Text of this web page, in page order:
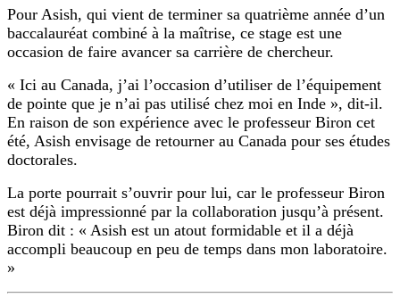
Pour Asish, qui vient de terminer sa quatrième année d’un
baccalauréat combiné à la maîtrise, ce stage est une
occasion de faire avancer sa carrière de chercheur.
« Ici au Canada, j’ai l’occasion d’utiliser de l’équipement
de pointe que je n’ai pas utilisé chez moi en Inde », dit-il.
En raison de son expérience avec le professeur Biron cet
été, Asish envisage de retourner au Canada pour ses études
doctorales.
La porte pourrait s’ouvrir pour lui, car le professeur Biron
est déjà impressionné par la collaboration jusqu’à présent.
Biron dit : « Asish est un atout formidable et il a déjà
accompli beaucoup en peu de temps dans mon laboratoire.
»